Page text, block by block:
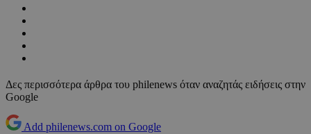
Δες περισσότερα άρθρα του philenews όταν αναζητάς ειδήσεις στην
Google
Add philenews.com on Google